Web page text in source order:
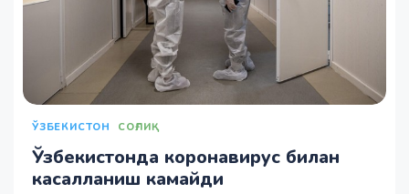
ЎЗБЕКИСТОН СОҒЛИҚ
Ўзбекистонда коронавирус билан
касалланиш камайди